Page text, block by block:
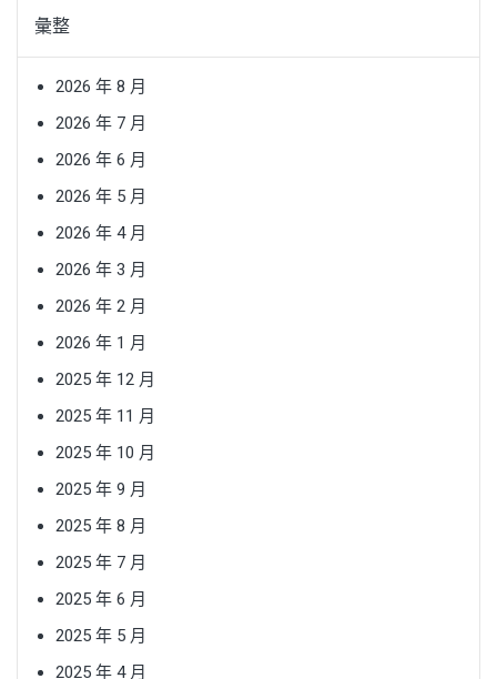
彙整
2026 年 8 月
2026 年 7 月
2026 年 6 月
2026 年 5 月
2026 年 4 月
2026 年 3 月
2026 年 2 月
2026 年 1 月
2025 年 12 月
2025 年 11 月
2025 年 10 月
2025 年 9 月
2025 年 8 月
2025 年 7 月
2025 年 6 月
2025 年 5 月
2025 年 4 月